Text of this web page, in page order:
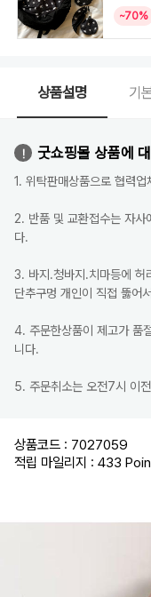
~70%
상품설명 기
굿쇼핑몰 상품에
1. 위탁판매상품으로 협력
2. 반품 및 교환접수는 자사
다.
3. 바지.청바지.치마등에 허
단추구멍 개인이 직접 뚫어
4. 주문한상품이 제고가 품
니다.
5. 주문취소는 오전7시 이
상품코드 : 7027059
적립 마일리지 : 433